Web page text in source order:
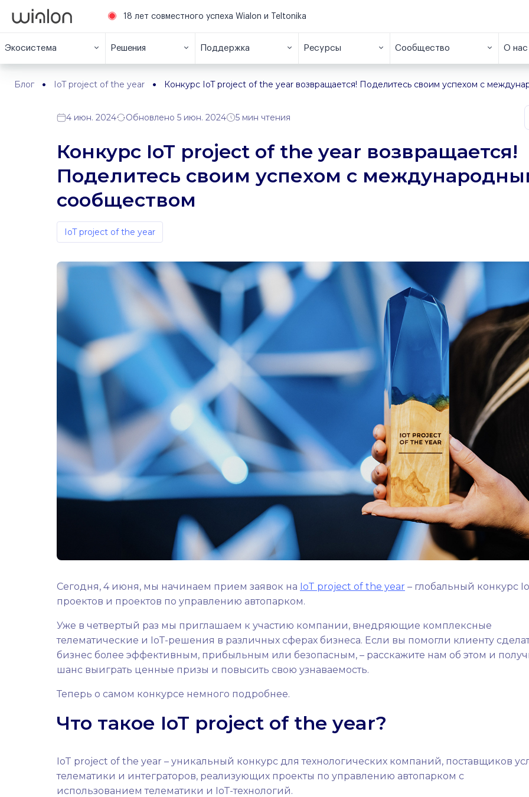
18 лет совместного успеха Wialon и Teltonika
Экосистема Решения Поддержка Ресурсы Сообщество О нас
Блог IoT project of the year Конкурс IoT project of the year возвращается! Поделитесь своим успехом c
4 июн. 2024 Обновлено 5 июн. 2024 5 мин чтения
Конкурс IoT project of the year возвращается!
Поделитесь своим успехом c
сообществом
IoT project of the year
Сегодня, 4 июня, мы начинаем прием заявок на IoT project of the year – глобальный конкурс
проектов и проектов по управлению автопарком.
Уже в четвертый раз мы приглашаем к участию компании, внедряющие комплексные
телематические и IoT-решения в различных сферах бизнеса. Если вы помогли клиенту
бизнес более эффективным, прибыльным или безопасным, – расскажите нам об этом и
шанс выиграть ценные призы и повысить свою узнаваемость.
Теперь о самом конкурсе немного подробнее.
Что такое IoT project of the year?
IoT project of the year – уникальный конкурс для технологических компаний, поставщиков
телематики и интеграторов, реализующих проекты по управлению автопарком с
использованием телематики и IoT-технологий.